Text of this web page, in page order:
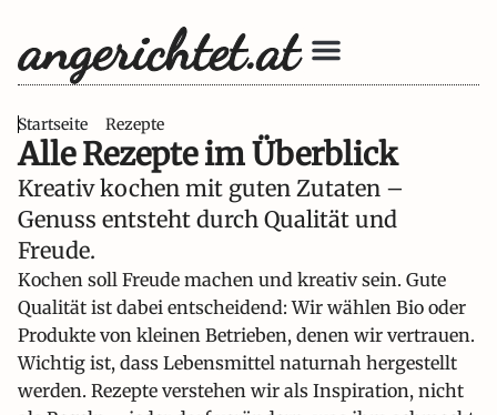
Startseite Rezepte
Alle Rezepte im Überblick
Kreativ kochen mit guten Zutaten –
Genuss entsteht durch Qualität und
Freude.
Kochen soll Freude machen und kreativ sein. Gute
Qualität ist dabei entscheidend: Wir wählen Bio oder
Produkte von kleinen Betrieben, denen wir vertrauen.
Wichtig ist, dass Lebensmittel naturnah hergestellt
werden. Rezepte verstehen wir als Inspiration, nicht